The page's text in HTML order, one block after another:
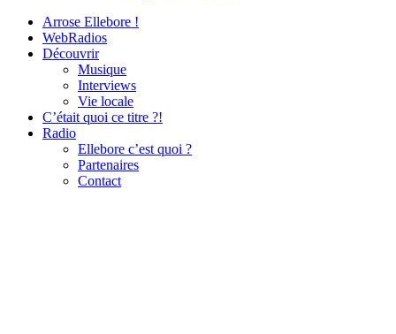
Arrose Ellebore !
WebRadios
Découvrir
Musique
Interviews
Vie locale
C’était quoi ce titre ?!
Radio
Ellebore c’est quoi ?
Partenaires
Contact